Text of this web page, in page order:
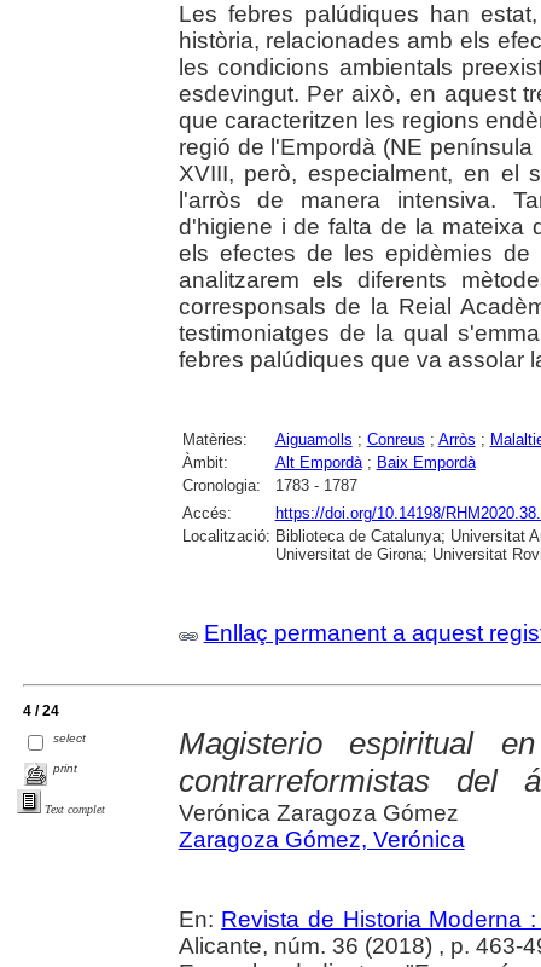
Les febres palúdiques han
història, relacionades amb els
les condicions ambientals
esdevingut. Per això, en aquest
que caracteritzen les regions
regió de l'Empordà (NE
XVIII, però, especialment, en el
l'arròs de manera intensiva.
d'higiene i de falta de la mateixa
els efectes de les epidèmies
analitzarem els diferents
corresponsals de la Reial
testimoniatges de la qual
febres palúdiques que va assolar
Matèries: Aiguamolls ; Conreus ; Arròs ;
Àmbit:
Alt Empordà; Baix Empordà
Cronologia:
1783 - 1787
Accés:
https://doi.org/10.14198/
Localització: Biblioteca de Catalunya; Universitat
Universitat de Girona; Universitat
Enllaç permanent a aquest
4 / 24
select
print
Text complet
Magisterio espiritual
contrarreformistas del
Verónica Zaragoza Gómez
Zaragoza Gómez, Verónica
En: Revista de Historia Moderna
Alicante, núm. 36 (2018) , p. 463-